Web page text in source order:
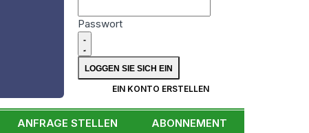
Passwort
EIN KONTO ERSTELLEN
ANFRAGE STELLEN ABONNEMENT